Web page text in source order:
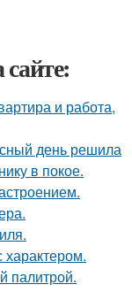
и работа,
день решила
в покое.
характером.
палитрой.